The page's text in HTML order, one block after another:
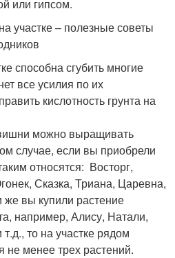
или гипсом.
участке – полезные советы
способна сгубить многие
все усилия по их
кислотность грунта на
можно выращивать
случае, если вы приобрели
относятся: Восторг,
Сказка, Триана, Царевна,
вы купили растение
например, Алису, Натали,
то на участке рядом
не менее трех растений.